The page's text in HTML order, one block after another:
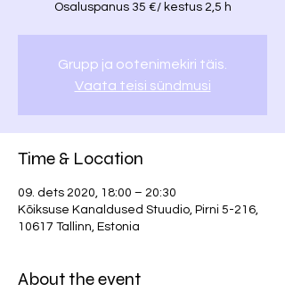
Osaluspanus 35 €/ kestus 2,5 h
Grupp ja ootenimekiri täis.
Vaata teisi sündmusi
Time & Location
09. dets 2020, 18:00 – 20:30
Kõiksuse Kanaldused Stuudio, Pirni 5-216,
10617 Tallinn, Estonia
About the event